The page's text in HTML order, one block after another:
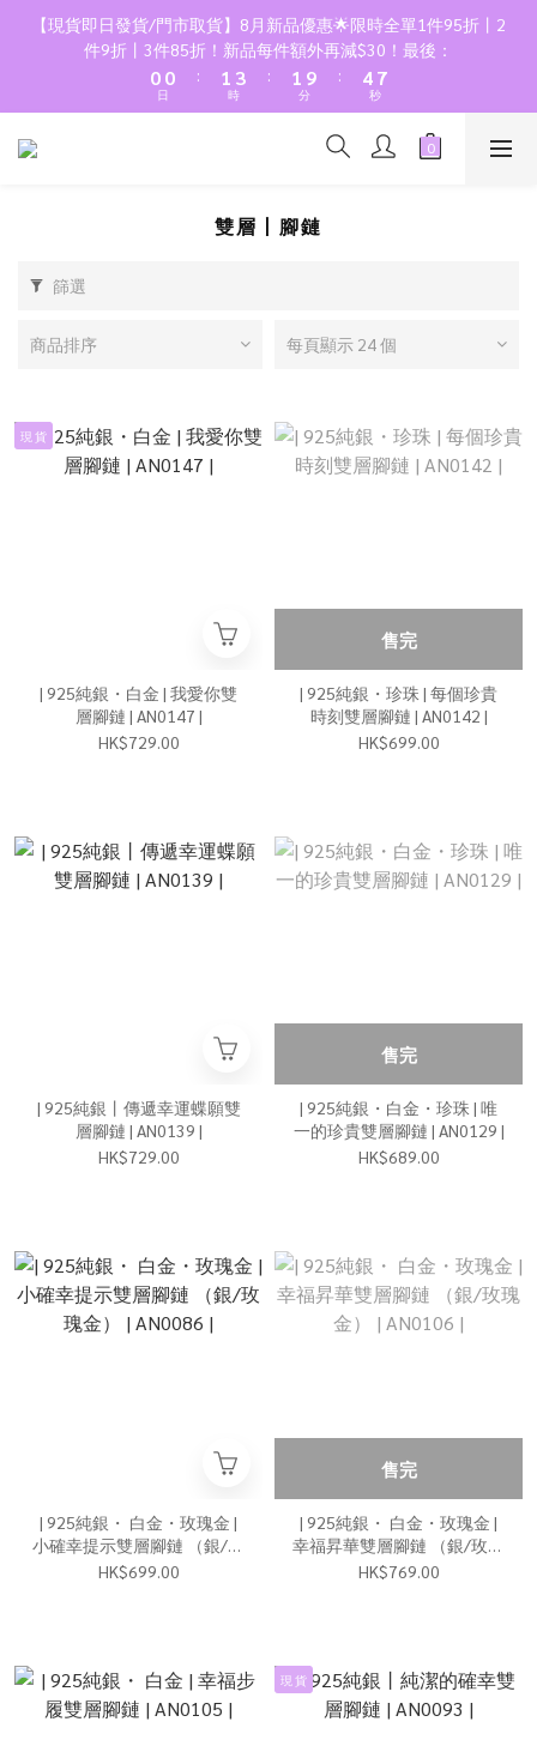
【現貨即日發貨/門市取貨】8月新品優惠🌟限時全單1件95折丨2
件9折丨3件85折！新品每件額外再減$30！最後：
2
1
0
2
1
0
日
:
3
2
1
0
5
4
3
2
時
:
3
2
1
0
9
8
4
0
分
:
6
5
4
3
1
9
8
7
6
5
4
秒
雙層丨腳鏈
篩選
商品排序 每頁顯示 24 個
現 貨
| 925純銀・白金 | 我愛你雙
層腳鏈 | AN0147 |
HK$729.00
售完
| 925純銀・珍珠 | 每個珍貴
時刻雙層腳鏈 | AN0142 |
HK$699.00
| 925純銀丨傳遞幸運蝶願雙
層腳鏈 | AN0139 |
HK$729.00
售完
| 925純銀・白金・珍珠 | 唯
一的珍貴雙層腳鏈 | AN0129 |
HK$689.00
| 925純銀・ 白金・玫瑰金 |
小確幸提示雙層腳鏈 （銀/玫
瑰金） | AN0086 |
HK$699.00
售完
| 925純銀・ 白金・玫瑰金 |
幸福昇華雙層腳鏈 （銀/玫瑰
金） | AN0106 |
HK$769.00
現 貨